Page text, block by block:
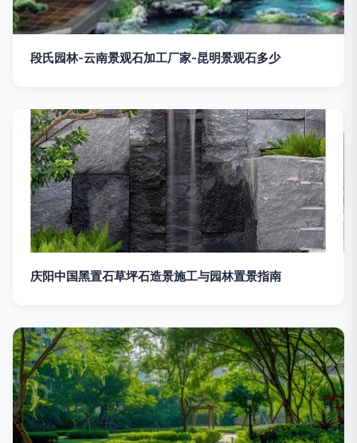
段氏园林-云南景观石加工厂家-昆明景观石多少
庆阳中国黑置石草坪石造景施工与园林置景指南